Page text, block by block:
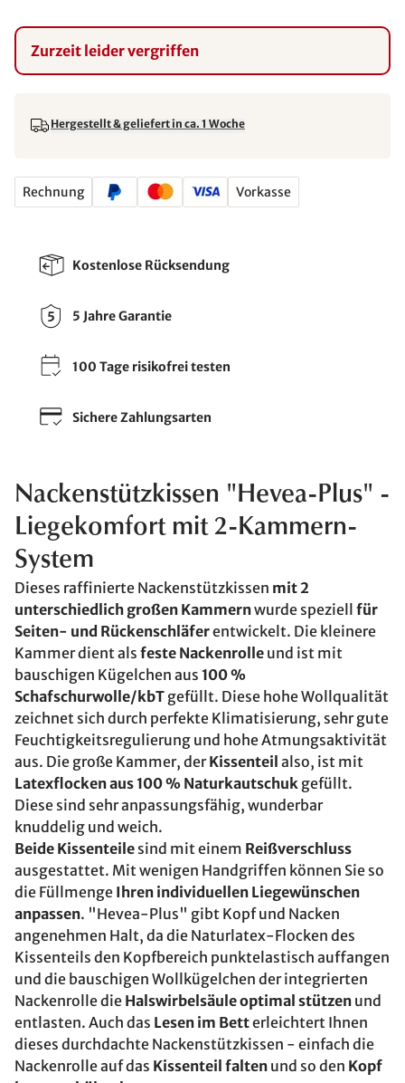
Zurzeit leider vergriffen
Hergestellt & geliefert in ca. 1 Woche
Rechnung Vorkasse
Kostenlose Rücksendung
5 Jahre Garantie
100 Tage risikofrei testen
Sichere Zahlungsarten
Nackenstützkissen "Hevea-Plus" -
Liegekomfort mit 2-Kammern-
System
Dieses raffinierte Nackenstützkissen mit 2
unterschiedlich großen Kammernwurde speziell für
Seiten- und Rückenschläferentwickelt. Die kleinere
Kammer dient als feste Nackenrolle und ist mit
bauschigen Kügelchen aus 100 %
Schafschurwolle/kbT gefüllt. Diese hohe Wollqualität
zeichnet sich durch perfekte Klimatisierung, sehr gute
Feuchtigkeitsregulierung und hohe Atmungsaktivität
aus. Die große Kammer, derKissenteil also, ist mit
Latexflocken aus 100 % Naturkautschuk gefüllt.
Diese sind sehr anpassungsfähig, wunderbar
knuddelig und weich.
Beide Kissenteile sind mit einem Reißverschluss
ausgestattet. Mit wenigen Handgriffen können Sie so
die Füllmenge Ihren individuellen Liegewünschen
anpassen. "Hevea-Plus" gibt Kopf und Nacken
angenehmen Halt, da die Naturlatex-Flocken des
Kissenteils den Kopfbereich punktelastisch auffangen
und die bauschigen Wollkügelchen der integrierten
Nackenrolle die Halswirbelsäule optimal stützen und
entlasten. Auch das Lesen im Betterleichtert Ihnen
dieses durchdachte Nackenstützkissen - einfach die
Nackenrolle auf das Kissenteil falten und so den Kopf